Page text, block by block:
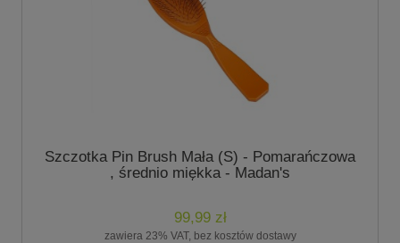
Szczotka Pin Brush Mała (S) - Pomarańczowa
, średnio miękka - Madan's
99,99 zł
zawiera 23% VAT, bez kosztów dostawy